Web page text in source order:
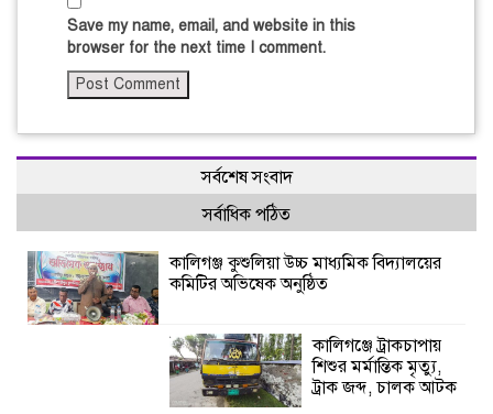
Save my name, email, and website in this
browser for the next time I comment.
সর্বশেষ সংবাদ
সর্বাধিক পঠিত
কালিগঞ্জ কুশুলিয়া উচ্চ মাধ্যমিক বিদ্যালয়ের
কমিটির অভিষেক অনুষ্ঠিত
কালিগঞ্জে ট্রাকচাপায়
শিশুর মর্মান্তিক মৃত্যু,
ট্রাক জব্দ, চালক আটক